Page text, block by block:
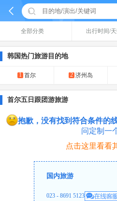
 
全部分类 出行时间/
韩国热门旅游目的地
1 首尔 2 济州岛
首尔五日跟团游旅游
抱歉，没有找到符合条件的线
问定制一
点击这里看看
国内旅游
023 - 8691 5123